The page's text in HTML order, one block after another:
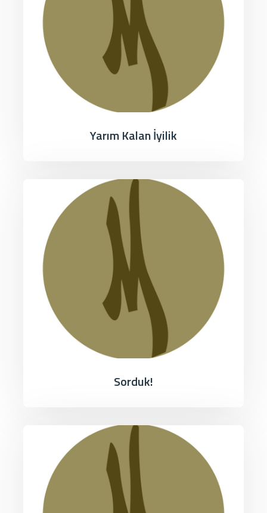
Yarım Kalan İyilik
Sorduk!